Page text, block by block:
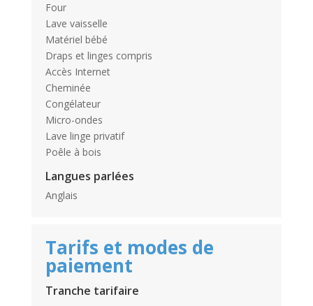
Four
Lave vaisselle
Matériel bébé
Draps et linges compris
Accès Internet
Cheminée
Congélateur
Micro-ondes
Lave linge privatif
Poêle à bois
Langues parlées
Anglais
Tarifs et modes de
paiement
Tranche tarifaire